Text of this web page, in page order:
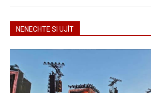
NENECHTE SI UJÍT